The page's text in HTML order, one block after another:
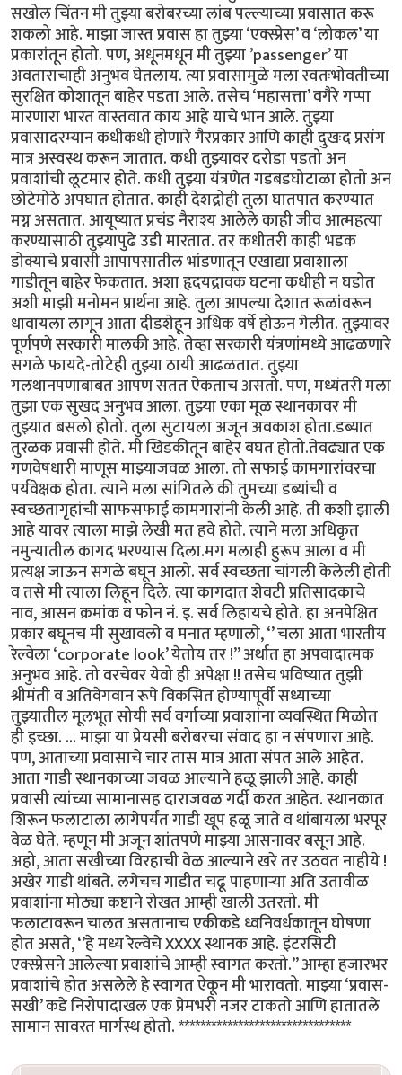
सखोल चिंतन मी तुझ्या बरोबरच्या लांब पल्ल्याच्या प्रवासात करू
शकलो आहे. माझा जास्त प्रवास हा तुझ्या ‘एक्स्प्रेस’ व ‘लोकल’ या
प्रकारांतून होतो. पण, अधूनमधून मी तुझ्या ’passenger’ या
अवताराचाही अनुभव घेतलाय. त्या प्रवासामुळे मला स्वतःभोवतीच्या
सुरक्षित कोशातून बाहेर पडता आले. तसेच ‘महासत्ता’ वगैरे गप्पा
मारणारा भारत वास्तवात काय आहे याचे भान आले. तुझ्या
प्रवासादरम्यान कधीकधी होणारे गैरप्रकार आणि काही दुखःद प्रसंग
मात्र अस्वस्थ करून जातात. कधी तुझ्यावर दरोडा पडतो अन
प्रवाशांची लूटमार होते. कधी तुझ्या यंत्रणेत गडबडघोटाळा होतो अन
छोटेमोठे अपघात होतात. काही देशद्रोही तुला घातपात करण्यात
मग्न असतात. आयूष्यात प्रचंड नैराश्य आलेले काही जीव आत्महत्या
करण्यासाठी तुझ्यापुढे उडी मारतात. तर कधीतरी काही भडक
डोक्याचे प्रवासी आपापसातील भांडणातून एखाद्या प्रवाशाला
गाडीतून बाहेर फेकतात. अशा हृदयद्रावक घटना कधीही न घडोत
अशी माझी मनोमन प्रार्थना आहे. तुला आपल्या देशात रूळांवरून
धावायला लागून आता दीडशेहून अधिक वर्षे होऊन गेलीत. तुझ्यावर
पूर्णपणे सरकारी मालकी आहे. तेव्हा सरकारी यंत्रणांमध्ये आढळणारे
सगळे फायदे-तोटेही तुझ्या ठायी आढळतात. तुझ्या
गलथानपणाबाबत आपण सतत ऐकताच असतो. पण, मध्यंतरी मला
तुझा एक सुखद अनुभव आला. तुझ्या एका मूळ स्थानकावर मी
तुझ्यात बसलो होतो. तुला सुटायला अजून अवकाश होता.डब्यात
तुरळक प्रवासी होते. मी खिडकीतून बाहेर बघत होतो.तेवढ्यात एक
गणवेषधारी माणूस माझ्याजवळ आला. तो सफाई कामगारांवरचा
पर्यवेक्षक होता. त्याने मला सांगितले की तुमच्या डब्यांची व
स्वच्छतागृहांची साफसफाई कामगारांनी केली आहे. ती कशी झाली
आहे यावर त्याला माझे लेखी मत हवे होते. त्याने मला अधिकृत
नमुन्यातील कागद भरण्यास दिला.मग मलाही हुरूप आला व मी
प्रत्यक्ष जाऊन सगळे बघून आलो. सर्व स्वच्छता चांगली केलेली होती
व तसे मी त्याला लिहून दिले. त्या कागदात शेवटी प्रतिसादकाचे
नाव, आसन क्रमांक व फोन नं. इ. सर्व लिहायचे होते. हा अनपेक्षित
प्रकार बघूनच मी सुखावलो व मनात म्हणालो, ‘’ चला आता भारतीय
रेल्वेला ‘corporate look’ येतोय तर !” अर्थात हा अपवादात्मक
अनुभव आहे. तो वरचेवर येवो ही अपेक्षा !! तसेच भविष्यात तुझी
श्रीमंती व अतिवेगवान रूपे विकसित होण्यापूर्वी सध्याच्या
तुझ्यातील मूलभूत सोयी सर्व वर्गाच्या प्रवाशांना व्यवस्थित मिळोत
ही इच्छा. ... माझा या प्रेयसी बरोबरचा संवाद हा न संपणारा आहे.
पण, आताच्या प्रवासाचे चार तास मात्र आता संपत आले आहेत.
आता गाडी स्थानकाच्या जवळ आल्याने हळू झाली आहे. काही
प्रवासी त्यांच्या सामानासह दाराजवळ गर्दी करत आहेत. स्थानकात
शिरून फलाटाला लागेपर्यंत गाडी खूप हळू जाते व थांबायला भरपूर
वेळ घेते. म्हणून मी अजून शांतपणे माझ्या आसनावर बसून आहे.
अहो, आता सखीच्या विरहाची वेळ आल्याने खरे तर उठवत नाहीये !
अखेर गाडी थांबते. लगेचच गाडीत चढू पाहणाऱ्या अति उतावीळ
प्रवाशांना मोठ्या कष्टाने रोखत आम्ही खाली उतरतो. मी
फलाटावरून चालत असतानाच एकीकडे ध्वनिवर्धकातून घोषणा
होत असते, ‘’हे मध्य रेल्वेचे XXXX स्थानक आहे. इंटरसिटी
एक्स्प्रेसने आलेल्या प्रवाशांचे आम्ही स्वागत करतो.’’ आम्हा हजारभर
प्रवाशांचे होत असलेले हे स्वागत ऐकून मी भारावतो. माझ्या ‘प्रवास-
सखी’ कडे निरोपादाखल एक प्रेमभरी नजर टाकतो आणि हातातले
सामान सावरत मार्गस्थ होतो. ********************************